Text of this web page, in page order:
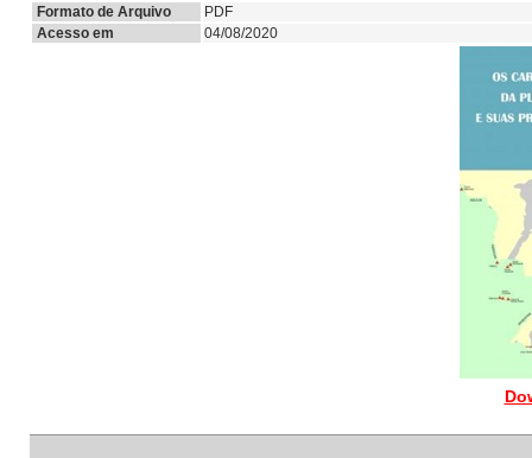
Formato de Arquivo
PDF
Acesso em
04/08/2020